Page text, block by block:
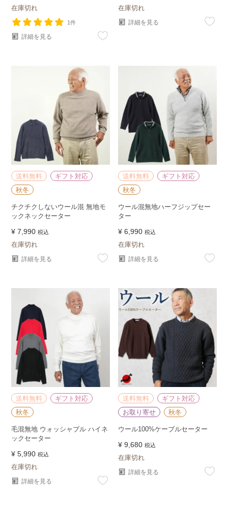
在庫切れ
1件
詳細を見る
在庫切れ
詳細を見る
送料無料
ギフト対応
秋冬
チクチクしないウール混 無地モ
ックネックセーター
¥ 7,990 税込
在庫切れ
詳細を見る
送料無料
ギフト対応
秋冬
ウール混無地ハーフジップセー
ター
¥ 6,990 税込
在庫切れ
詳細を見る
送料無料
ギフト対応
秋冬
毛混無地 ウォッシャブル ハイネ
ックセーター
¥ 5,990 税込
在庫切れ
詳細を見る
送料無料
ギフト対応
お取り寄せ
秋冬
ウール100%ケーブルセーター
¥ 9,680 税込
在庫切れ
詳細を見る